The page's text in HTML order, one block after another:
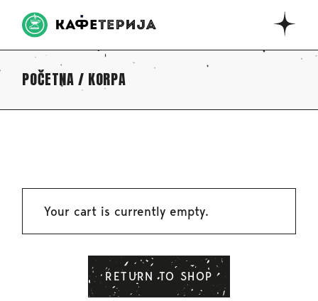
POČETNA KORPA
Your cart is currently empty.
RETURN TO SHOP